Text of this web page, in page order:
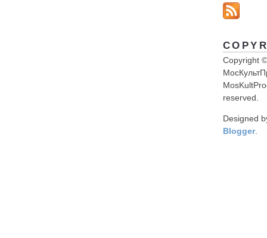
Copyright
reserved.
Designed
Blogger.